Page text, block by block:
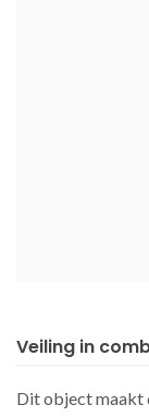
Veiling in
Dit object maakt